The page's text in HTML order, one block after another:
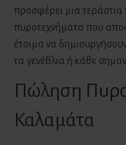
προσφέρει μια τεράστια
πυροτεχνήματα που
έτοιμα να
τα γενέθλια ή κάθε
Πώληση
Καλαμάτα